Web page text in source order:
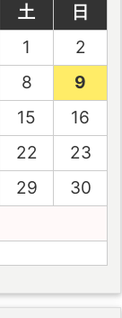
土
日
1
2
8
9
15
16
22
23
29
30